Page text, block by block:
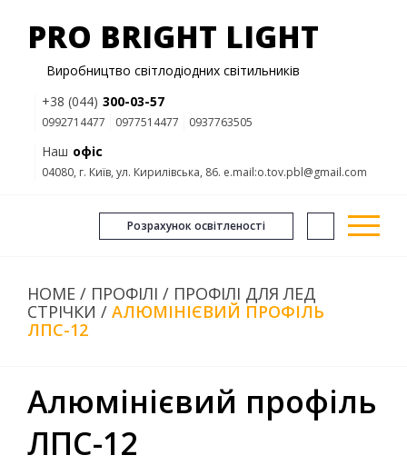
+38 (044) 300-03-57
0992714477 0977514477 0937763505
PRO BRIGHT LIGHT
Виробництво світлодіодних світильників
Наш офіс
04080, г. Київ, ул. Кирилівська, 86. e.mail:o.tov.pbl@gmail.com
Розрахунок освітленості
HOME / ПРОФІЛІ / ПРОФІЛІ ДЛЯ ЛЕД
СТРІЧКИ / АЛЮМІНІЄВИЙ ПРОФІЛЬ
ЛПС-12
Алюмінієвий профіль
ЛПС-12